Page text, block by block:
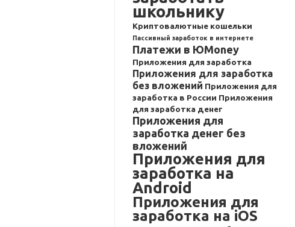
школьнику
Криптовалютные кошельки
Пассивный заработок в интернете
Платежи в ЮMoney
Приложения для заработка
Приложения для заработка
без вложений Приложения для
заработка в России Приложения
для заработка денег
Приложения для
заработка денег без
вложений
Приложения для
заработка на
Android
Приложения для
заработка на iOS